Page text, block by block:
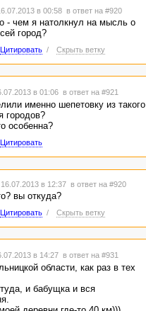
в 00:58 в ответ на #920
- чем я натолкнул на мысль о
город?
Цитировать / Скрыть ветку
в 01:06 в ответ на #921
именно шепетовку из такого
городов?
особенна?
Цитировать
в 12:37 в ответ на #920
вы откуда?
Цитировать / Скрыть ветку
в 14:27 в ответ на #931
области, как раз в тех
и бабущка и вся